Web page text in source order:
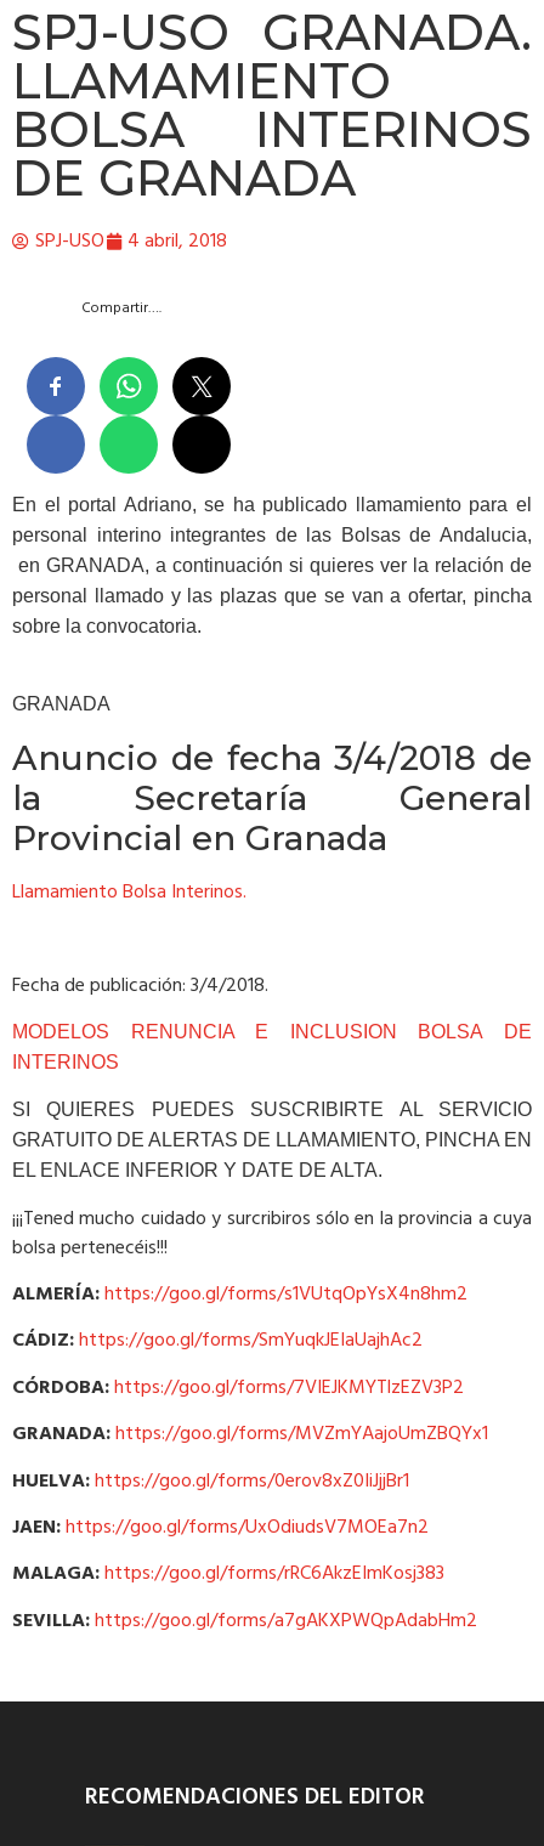
SPJ-USO GRANADA.
LLAMAMIENTO
BOLSA INTERINOS
DE GRANADA
SPJ-USO 4 abril, 2018
Compartir….
En el portal Adriano, se ha publicado llamamiento para el
personal interino integrantes de las Bolsas de Andalucia,
en GRANADA, a continuación si quieres ver la relación de
personal llamado y las plazas que se van a ofertar, pincha
sobre la convocatoria.
GRANADA
Anuncio de fecha 3/4/2018 de
la Secretaría General
Provincial en Granada
Llamamiento Bolsa Interinos.
Fecha de publicación: 3/4/2018.
MODELOS RENUNCIA E INCLUSION BOLSA DE
INTERINOS
SI QUIERES PUEDES SUSCRIBIRTE AL SERVICIO
GRATUITO DE ALERTAS DE LLAMAMIENTO, PINCHA EN
EL ENLACE INFERIOR Y DATE DE ALTA.
¡¡¡Tened mucho cuidado y surcribiros sólo en la provincia a cuya
bolsa pertenecéis!!!
ALMERÍA:https://goo.gl/forms/s1VUtqOpYsX4n8hm2
CÁDIZ:https://goo.gl/forms/SmYuqkJEIaUajhAc2
CÓRDOBA:https://goo.gl/forms/7VIEJKMYTlzEZV3P2
GRANADA:https://goo.gl/forms/MVZmYAajoUmZBQYx1
HUELVA:https://goo.gl/forms/0erov8xZ0IiJjjBr1
JAEN:https://goo.gl/forms/UxOdiudsV7MOEa7n2
MALAGA:https://goo.gl/forms/rRC6AkzEImKosj383
SEVILLA:https://goo.gl/forms/a7gAKXPWQpAdabHm2
RECOMENDACIONES DEL EDITOR